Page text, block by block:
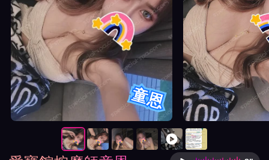
童恩
按摩師童恩照片展示與影片介紹及客戶評價截屏展示